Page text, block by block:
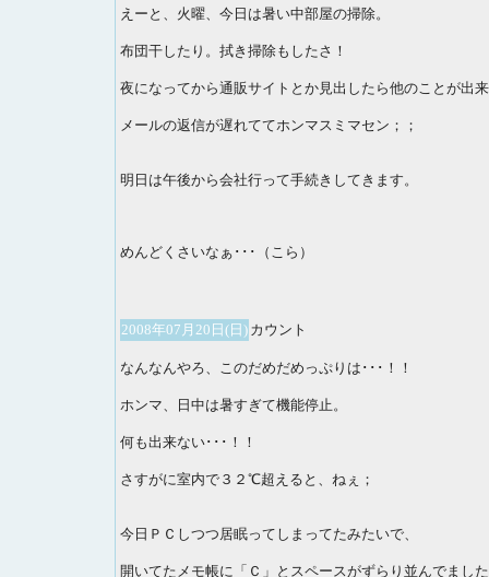
えーと、火曜、今日は暑い中部屋の掃除。
布団干したり。拭き掃除もしたさ！
夜になってから通販サイトとか見出したら他のことが出
メールの返信が遅れててホンマスミマセン；；
明日は午後から会社行って手続きしてきます。
めんどくさいなぁ･･･（こら）
2008年07月20日(日) カウント
なんなんやろ、このだめだめっぷりは･･･！！
ホンマ、日中は暑すぎて機能停止。
何も出来ない･･･！！
さすがに室内で３２℃超えると、ねぇ；
今日ＰＣしつつ居眠ってしまってたみたいで、
開いてたメモ帳に「Ｃ」とスペースがずらり並んでまし